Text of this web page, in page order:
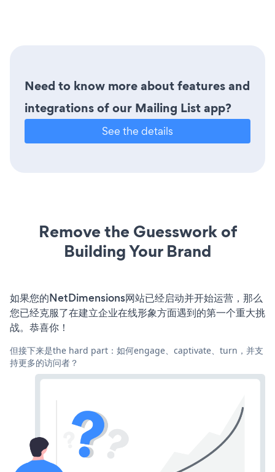
Need to know more about features and
integrations of our Mailing List app?
See the details
Remove the Guesswork of
Building Your Brand
如果您的NetDimensions网站已经启动并开始运营，那么
您已经克服了在建立企业在线形象方面遇到的第一个重大挑
战。恭喜你！
但接下来是the hard part：如何engage、captivate、turn，并支
持更多的访问者？